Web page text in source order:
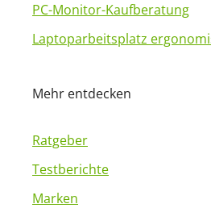
PC-Monitor-Kaufberatung
Laptoparbeitsplatz
Mehr entdecken
Ratgeber
Testberichte
Marken